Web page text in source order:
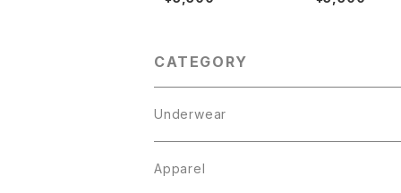
CATEGORY
Underwear
Boxer Brief
Apparel